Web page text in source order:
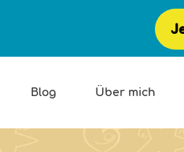
Blog Über mich